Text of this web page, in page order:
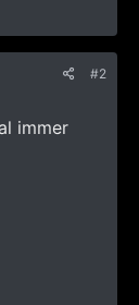
#2
immer